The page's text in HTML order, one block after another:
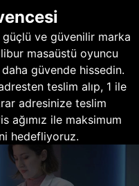
ve güvenilir marka
masaüstü oyuncu
güvende hissedin.
teslim alıp, 1 ile
adresinize teslim
ağımız ile maksimum
hedefliyoruz.